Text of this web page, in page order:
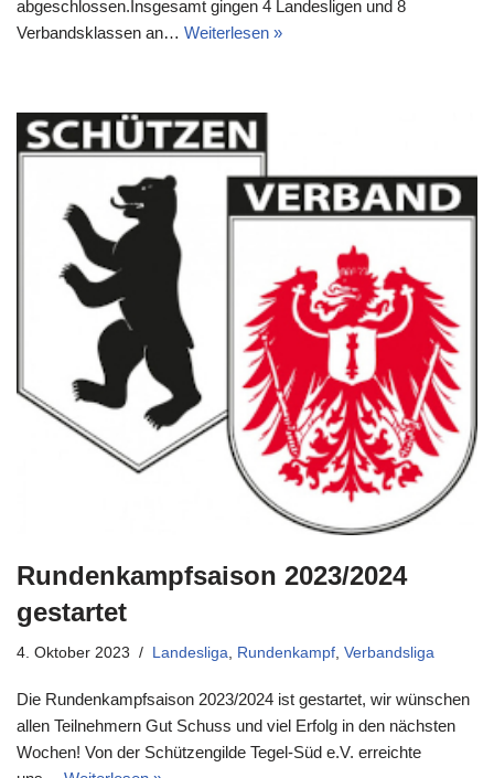
abgeschlossen.Insgesamt gingen 4 Landesligen und 8
Verbandsklassen an… Weiterlesen »
Rundenkampfsaison 2023/2024
gestartet
4. Oktober 2023 Landesliga Rundenkampf Verbandsliga
Die Rundenkampfsaison 2023/2024 ist gestartet, wir wünschen
allen Teilnehmern Gut Schuss und viel Erfolg in den nächsten
Wochen! Von der Schützengilde Tegel-Süd e.V. erreichte